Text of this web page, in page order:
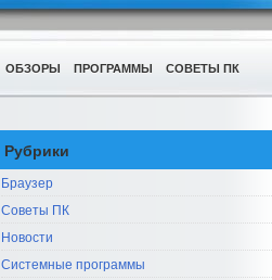
ОБЗОРЫ ПРОГРАММЫ СОВЕТЫ ПК
Рубрики
Браузер
Советы ПК
Новости
Системные программы